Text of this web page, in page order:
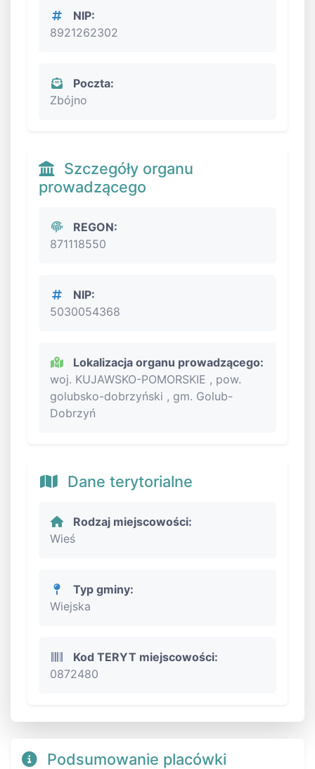
NIP:
8921262302
Poczta:
Zbójno
Szczegóły organu
prowadzącego
REGON:
871118550
NIP:
5030054368
Lokalizacja organu prowadzącego:
woj. KUJAWSKO-POMORSKIE , pow.
golubsko-dobrzyński , gm. Golub-
Dobrzyń
Dane terytorialne
Rodzaj miejscowości:
Wieś
Typ gminy:
Wiejska
Kod TERYT miejscowości:
0872480
Podsumowanie placówki